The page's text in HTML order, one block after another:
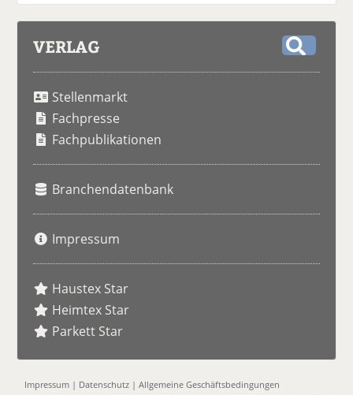
VERLAG
Stellenmarkt
Fachpresse
Fachpublikationen
Branchendatenbank
Impressum
Haustex Star
Heimtex Star
Parkett Star
Impressum | Datenschutz |Allgemeine Geschäftsbedingungen